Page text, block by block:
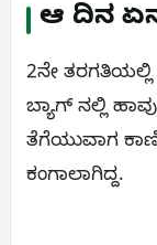
ಆ ದಿನ
2ನೇ
ಬ್ಯಾಗ್ ನಲ್ಲಿ ಹಾವು
ತೆಗೆಯುವಾಗ
ಕಂಗಾಲಾಗಿದ್ದ.